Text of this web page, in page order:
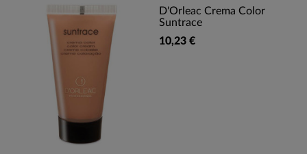
D'Orleac Crema Color
Suntrace
10,23 €